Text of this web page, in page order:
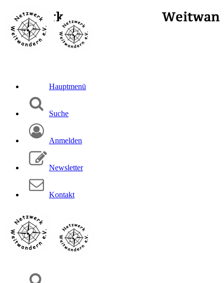
Hauptmenü
Suche
Anmelden
Newsletter
Kontakt